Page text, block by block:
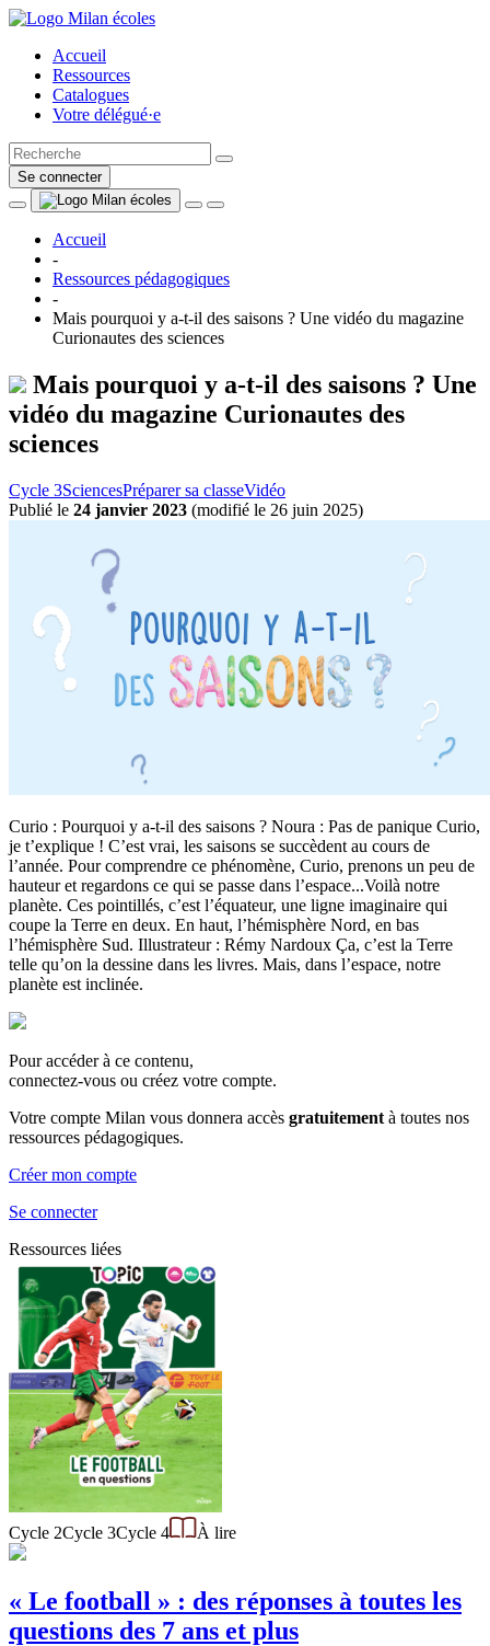
Accueil
Ressources
Catalogues
Votre délégué·e
Se connecter
Accueil
-
Ressources pédagogiques
-
Mais pourquoi y a-t-il des saisons ? Une vidéo du magazine
Curionautes des sciences
Mais pourquoi y a-t-il des saisons ? Une
vidéo du magazine Curionautes des
sciences
Cycle 3SciencesPréparer sa classeVidéo
Publié le 24 janvier 2023 (modifié le 26 juin 2025)
Curio : Pourquoi y a-t-il des saisons ? Noura : Pas de panique Curio,
je t’explique ! C’est vrai, les saisons se succèdent au cours de
l’année. Pour comprendre ce phénomène, Curio, prenons un peu de
hauteur et regardons ce qui se passe dans l’espace...Voilà notre
planète. Ces pointillés, c’est l’équateur, une ligne imaginaire qui
coupe la Terre en deux. En haut, l’hémisphère Nord, en bas
l’hémisphère Sud. Illustrateur : Rémy Nardoux Ça, c’est la Terre
telle qu’on la dessine dans les livres. Mais, dans l’espace, notre
planète est inclinée.
Pour accéder à ce contenu,
connectez-vous ou créez votre compte.
Votre compte Milan vous donnera accès gratuitement à toutes nos
ressources pédagogiques.
Créer mon compte
Se connecter
Ressources liées
Cycle 2Cycle 3Cycle 4 À lire
« Le football » : des réponses à toutes les
questions des 7 ans et plus